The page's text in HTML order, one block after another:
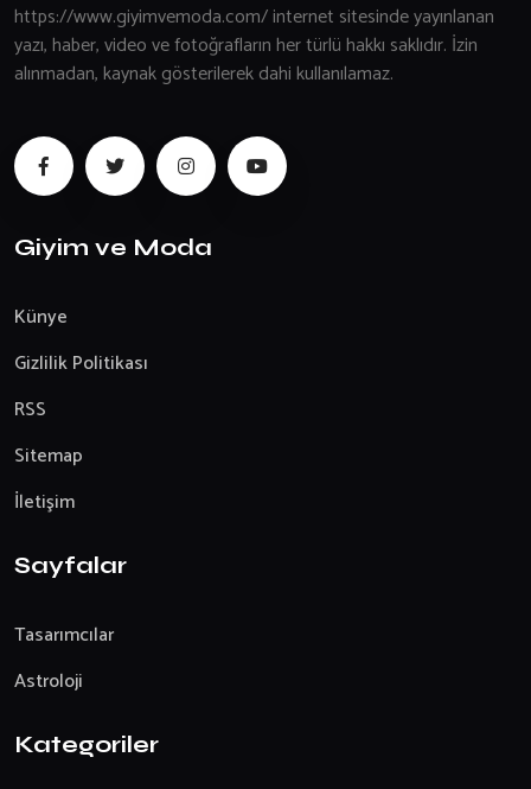
https://www.giyimvemoda.com/ internet sitesinde yayınlanan
yazı, haber, video ve fotoğrafların her türlü hakkı saklıdır. İzin
alınmadan, kaynak gösterilerek dahi kullanılamaz.
Giyim ve Moda
Künye
Gizlilik Politikası
RSS
Sitemap
İletişim
Sayfalar
Tasarımcılar
Astroloji
Kategoriler